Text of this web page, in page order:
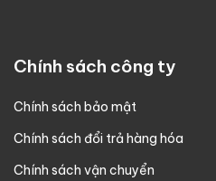
Chính sách công ty
Chính sách bảo mật
Chính sách đổi trả hàng hóa
Chính sách vận chuyển